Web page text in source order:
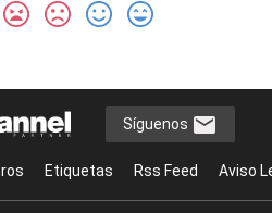
Síguenos
Etiquetas Rss Feed Aviso